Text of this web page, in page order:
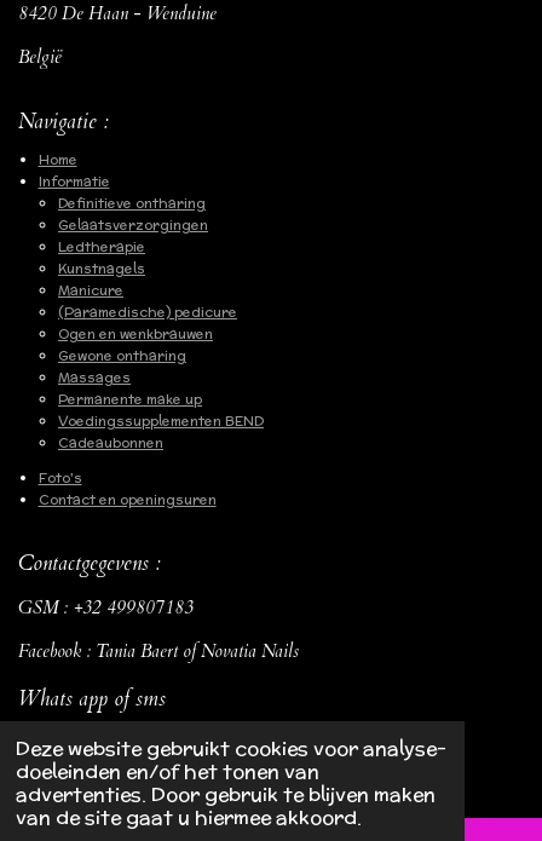
Deze website gebruikt cookies voor analyse-
doeleinden en/of het tonen van
advertenties. Door gebruik te blijven maken
van de site gaat u hiermee akkoord.
8420 De Haan - Wenduine
België
Navigatie :
Home
Informatie
Definitieve ontharing
Gelaatsverzorgingen
Ledtherapie
Kunstnagels
Manicure
(Paramedische) pedicure
Ogen en wenkbrauwen
Gewone ontharing
Massages
Permanente make up
Voedingssupplementen BEND
Cadeaubonnen
Foto's
Contact en openingsuren
Contactgegevens :
GSM : +32 499807183
Facebook : Tania Baert of Novatia Nails
Whats app of sms
© 2022 - 2026 Novatia
Powered byJouwWeb